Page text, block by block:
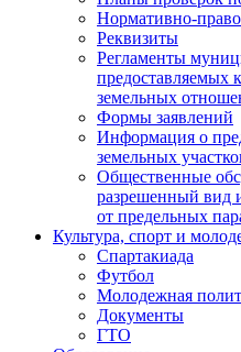
Нормативно-
Реквизиты
Регламенты
предоставляемых
земельных
Формы заявлений
Информация о
земельных
Общественные
разрешенный вид
от предельных
Культура, спорт и
Спартакиада
Футбол
Молодежная
Документы
ГТО